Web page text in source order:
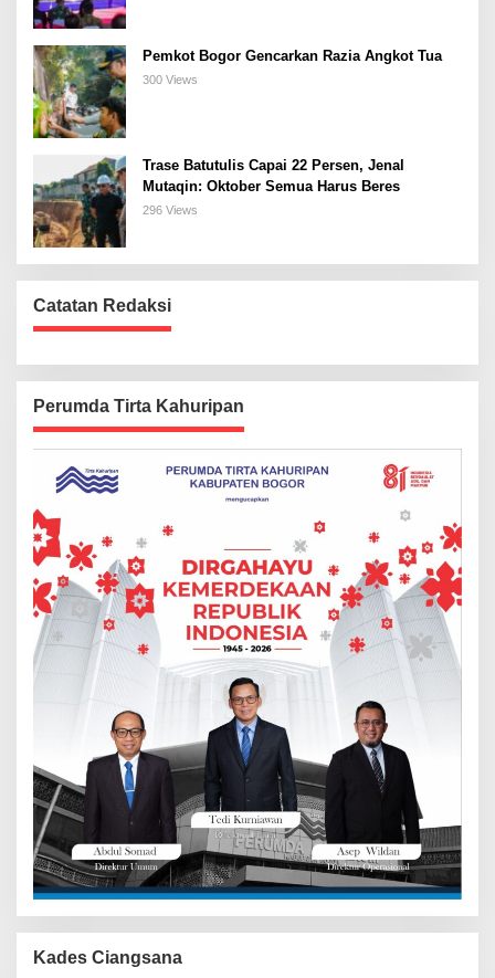
Pemkot Bogor Gencarkan Razia Angkot Tua
300 Views
Trase Batutulis Capai 22 Persen, Jenal
Mutaqin: Oktober Semua Harus Beres
296 Views
Catatan Redaksi
Perumda Tirta Kahuripan
Kades Ciangsana